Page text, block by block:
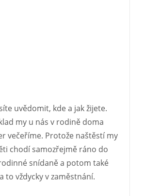
uvědomit, kde a jak žijete.
my u nás v rodině doma
večeříme. Protože naštěstí my
chodí samozřejmě ráno do
snídaně a potom také
to vždycky v zaměstnání.